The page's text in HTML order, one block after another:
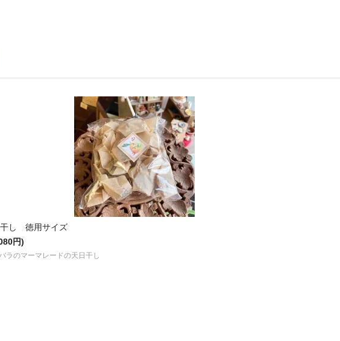
干し 徳用サイズ
円)
ラのマーマレードの天日干し